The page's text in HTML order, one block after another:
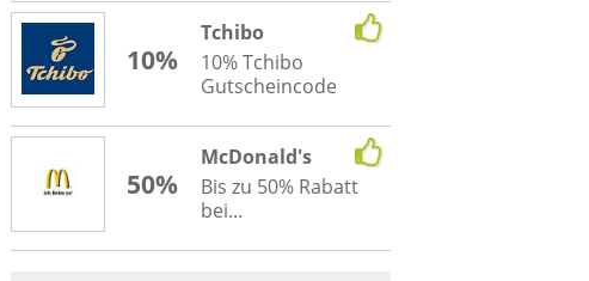
10%
Tchibo
10% Tchibo
Gutscheincode
50%
McDonald's
Bis zu 50% Rabatt
bei...